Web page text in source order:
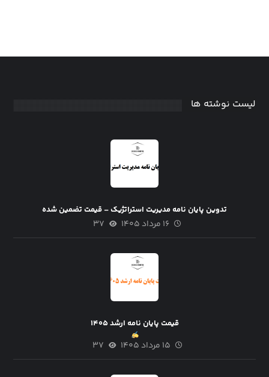
لیست نوشته ها
تدوین پایان نامه مدیریت استراتژیک – قیمت تضمین شده
۱۶ مرداد ۱۴۰۵ ۳۷
قیمت پایان نامه ارشد ۱۴۰۵
۱۵ مرداد ۱۴۰۵ ۳۷